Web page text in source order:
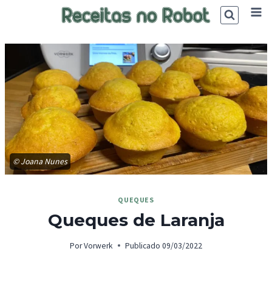
© Joana Nunes
QUEQUES
Queques de Laranja
PorVorwerk Publicado 09/03/2022